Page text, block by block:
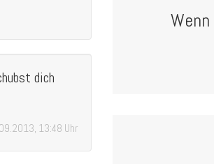
dich
13:48 Uhr